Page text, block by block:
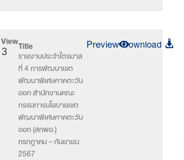
View
3 Title
รายงานประจำไตรมาส
ที่ 4 การพัฒนาเขต
พัฒนาพิเศษภาคตะวัน
ออก สำนักงานคณะ
กรรมการนโยบายเขต
พัฒนาพิเศษภาคตะวัน
ออก (สกพอ.)
กรกฎาคม – กันยายน
2567
PreviewDownload